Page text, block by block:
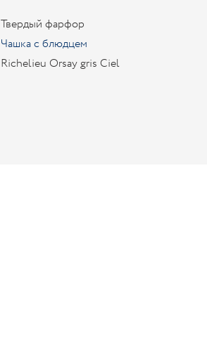
Твердый фарфор
Чашка с блюдцем
Richelieu Orsay gris Ciel